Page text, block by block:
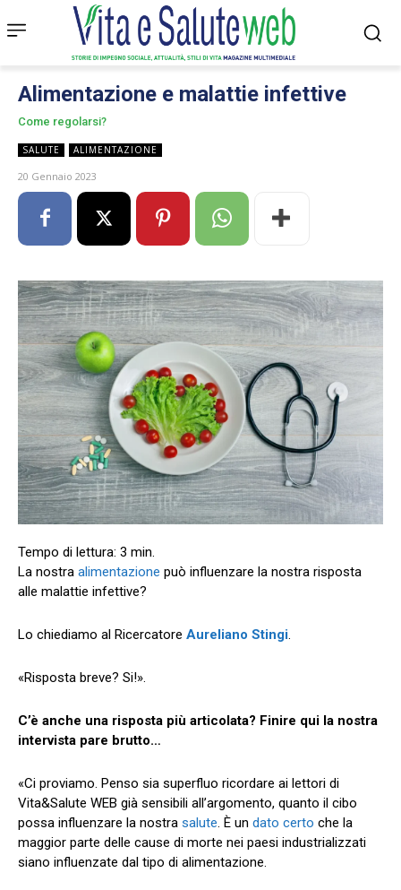
Alimentazione e malattie infettive
Come regolarsi?
SALUTE ALIMENTAZIONE
20 Gennaio 2023
La nostra alimentazione può influenzare la nostra risposta
alle malattie infettive?
Lo chiediamo al Ricercatore Aureliano Stingi.
«Risposta breve? Si!».
C’è anche una risposta più articolata? Finire qui la nostra
intervista pare brutto…
«Ci proviamo. Penso sia superfluo ricordare ai lettori di
Vita&Salute WEB già sensibili all’argomento, quanto il cibo
possa influenzare la nostra salute. È un dato certo che la
maggior parte delle cause di morte nei paesi industrializzati
siano influenzate dal tipo di alimentazione.